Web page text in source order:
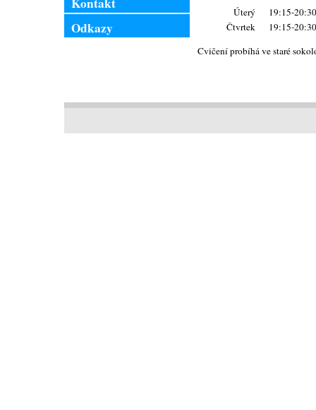
Odkazy
Úterý
19:15-20:30
Čtvrtek
19:15-20:30
Cvičení probíhá ve staré